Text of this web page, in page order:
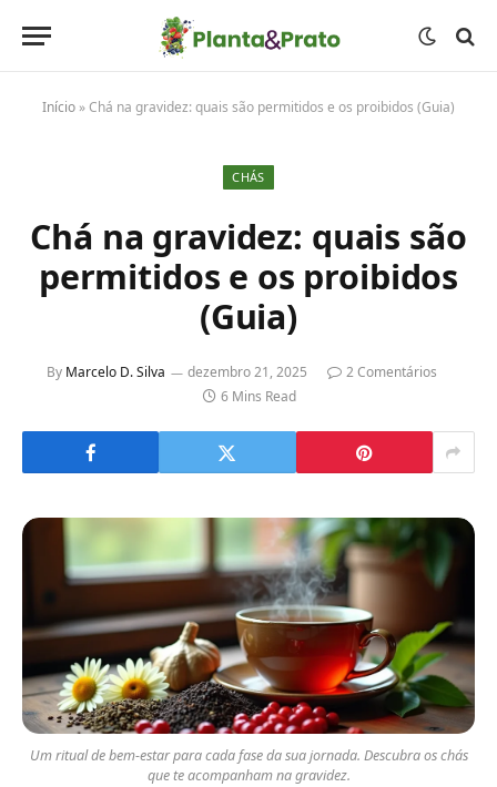
Início »Chá na gravidez: quais são permitidos e os proibidos (Guia)
CHÁS
Chá na gravidez: quais são
permitidos e os proibidos
(Guia)
By Marcelo D. Silva dezembro 21, 2025
2 Comentários
6 Mins Read
Um ritual de bem-estar para cada fase da sua jornada. Descubra os chás
que te acompanham na gravidez.